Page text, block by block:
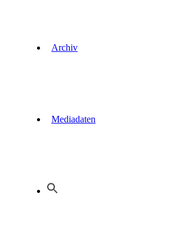
Archiv
Mediadaten